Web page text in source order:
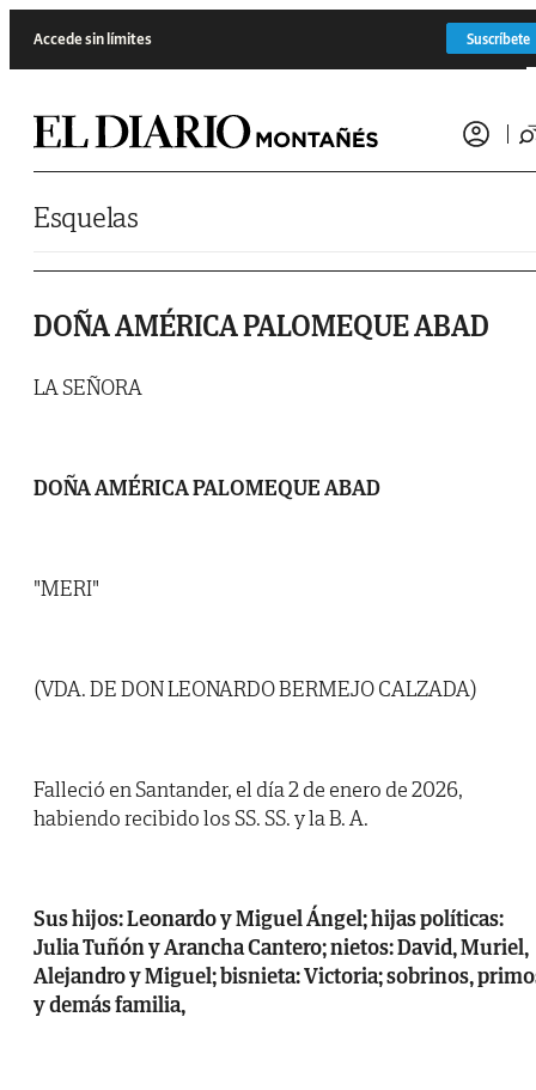
Accede sin límites Suscríbete
Esquelas
DOÑA AMÉRICA PALOMEQUE ABAD
LA SEÑORA
DOÑA AMÉRICA PALOMEQUE ABAD
"MERI"
(VDA. DE DON LEONARDO BERMEJO CALZADA)
Falleció en Santander, el día 2 de enero de 2026,
habiendo recibido los SS. SS. y la B. A.
Sus hijos: Leonardo y Miguel Ángel; hijas políticas:
Julia Tuñón y Arancha Cantero; nietos: David, Muriel,
Alejandro y Miguel; bisnieta: Victoria; sobrinos,
y demás familia,